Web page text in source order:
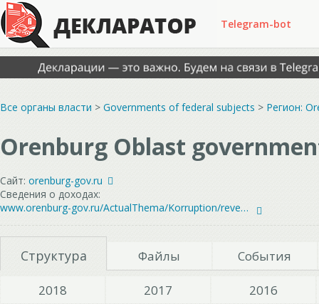
Telegram-bot
Все органы власти > Governments of federal subjects > Регион:
Orenburg Oblast
Сайт: orenburg-gov.ru
Сведения о доходах:
www.orenburg-gov.ru/ActualThema/Korruption/revenue/managers/index.php?sphrase_id=405773
Структура Файлы События
2018 2017 2016